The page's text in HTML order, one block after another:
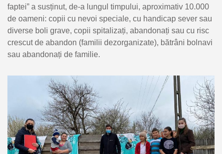
faptei” a susținut, de-a lungul timpului, aproximativ 10.000
de oameni: copii cu nevoi speciale, cu handicap sever sau
diverse boli grave, copii spitalizați, abandonați sau cu risc
crescut de abandon (familii dezorganizate), bătrâni bolnavi
sau abandonați de familie.